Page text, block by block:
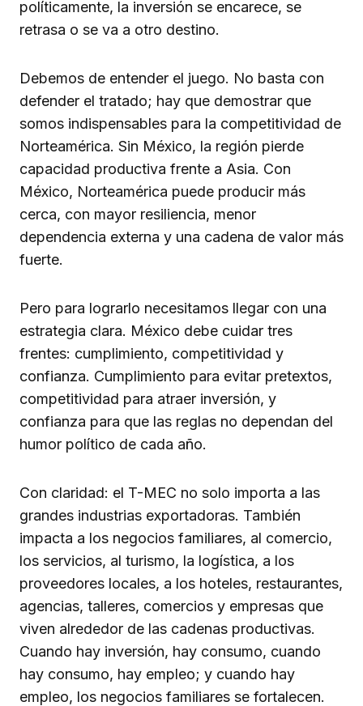
políticamente, la inversión se encarece, se
retrasa o se va a otro destino.
Debemos de entender el juego. No basta con
defender el tratado; hay que demostrar que
somos indispensables para la competitividad de
Norteamérica. Sin México, la región pierde
capacidad productiva frente a Asia. Con
México, Norteamérica puede producir más
cerca, con mayor resiliencia, menor
dependencia externa y una cadena de valor más
fuerte.
Pero para lograrlo necesitamos llegar con una
estrategia clara. México debe cuidar tres
frentes: cumplimiento, competitividad y
confianza. Cumplimiento para evitar pretextos,
competitividad para atraer inversión, y
confianza para que las reglas no dependan del
humor político de cada año.
Con claridad: el T-MEC no solo importa a las
grandes industrias exportadoras. También
impacta a los negocios familiares, al comercio,
los servicios, al turismo, la logística, a los
proveedores locales, a los hoteles, restaurantes,
agencias, talleres, comercios y empresas que
viven alrededor de las cadenas productivas.
Cuando hay inversión, hay consumo, cuando
hay consumo, hay empleo; y cuando hay
empleo, los negocios familiares se fortalecen.